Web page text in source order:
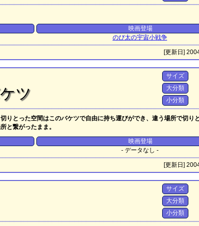
映画登場
のび太の宇宙小戦争
[更新日]
ツ
サイズ
大分類
小分類
りとった空間はこのバケツで自由に持ち運びができ、違う場所で切り
と繋がったまま。
映画登場
- データなし -
[更新日]
サイズ
大分類
小分類